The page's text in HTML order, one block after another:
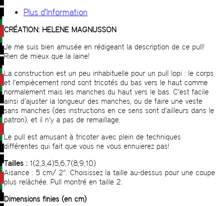
Plus d'Information
CRÉATION: HELENE MAGNUSSON
Je me suis bien amusée en rédigeant la description de ce pull!
Rien de mieux que la laine!
La construction est un peu inhabituelle pour un pull lopi : le corps
et l’empiècement rond sont tricotés du bas vers le haut comme
normalement mais les manches du haut vers le bas. C’est facile
ainsi d’ajuster la longueur des manches, ou de faire une veste
sans manches (des instructions en ce sens sont d’ailleurs dans le
patron), et il n’y a pas de remaillage.
Le pull est amusant à tricoter avec plein de techniques
différentes qui fait que vous ne vous ennuierez pas!
Tailles : 1(2,3,4)5,6,7(8,9,10)
Aisance : 5 cm/ 2”. Choisissez la taille au-dessus pour une coupe
plus relâchée. Pull montré en taille 2.
Dimensions finies (en cm)